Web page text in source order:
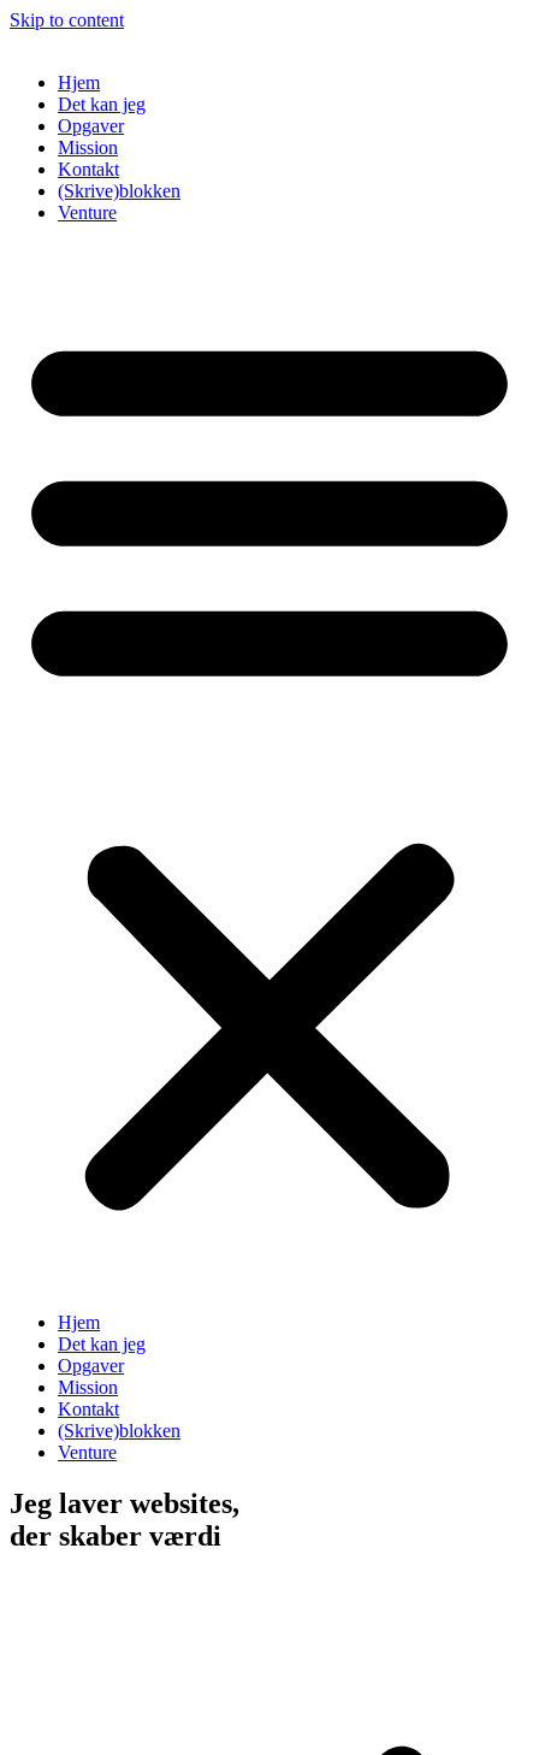
Skip to content
Hjem
Det kan jeg
Opgaver
Mission
Kontakt
(Skrive)blokken
Venture
Hjem
Det kan jeg
Opgaver
Mission
Kontakt
(Skrive)blokken
Venture
Jeg laver websites,
der skaber værdi